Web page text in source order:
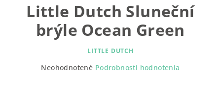
Little Dutch Sluneční
brýle Ocean Green
LITTLE DUTCH
Neohodnotené Podrobnosti hodnotenia